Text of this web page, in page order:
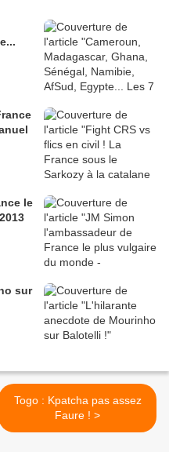
le
sur
Togo : Kpatcha pas assez
Faure ! >